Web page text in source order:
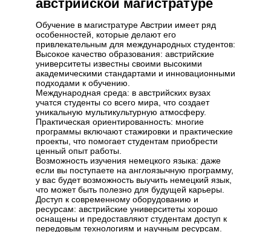
австрийской магистратуре
Обучение в магистратуре Австрии имеет ряд
особенностей, которые делают его
привлекательным для международных студентов:
Высокое качество образования: австрийские
университеты известны своими высокими
академическими стандартами и инновационными
подходами к обучению.
Международная среда: в австрийских вузах
учатся студенты со всего мира, что создает
уникальную мультикультурную атмосферу.
Практическая ориентированность: многие
программы включают стажировки и практические
проекты, что помогает студентам приобрести
ценный опыт работы.
Возможность изучения немецкого языка: даже
если вы поступаете на англоязычную программу,
у вас будет возможность выучить немецкий язык,
что может быть полезно для будущей карьеры.
Доступ к современному оборудованию и
ресурсам: австрийские университеты хорошо
оснащены и предоставляют студентам доступ к
передовым технологиям и научным ресурсам.